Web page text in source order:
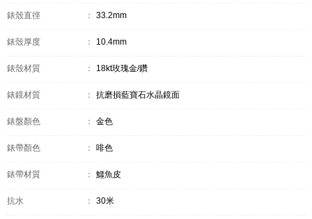
錶殼直徑 ： 33.2mm
錶殼厚度 ： 10.4mm
錶殼材質 ： 18kt玫瑰金/鑽
錶鏡材質 ： 抗磨損藍寶石水晶鏡面
錶盤顏色 ： 金色
錶帶顏色 ： 啡色
錶帶材質 ： 鱷魚皮
抗水 ： 30米